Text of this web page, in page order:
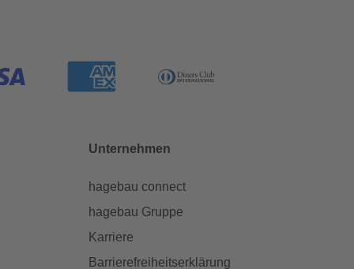
Unternehmen
hagebau connect
hagebau Gruppe
Karriere
Barrierefreiheitserklärung